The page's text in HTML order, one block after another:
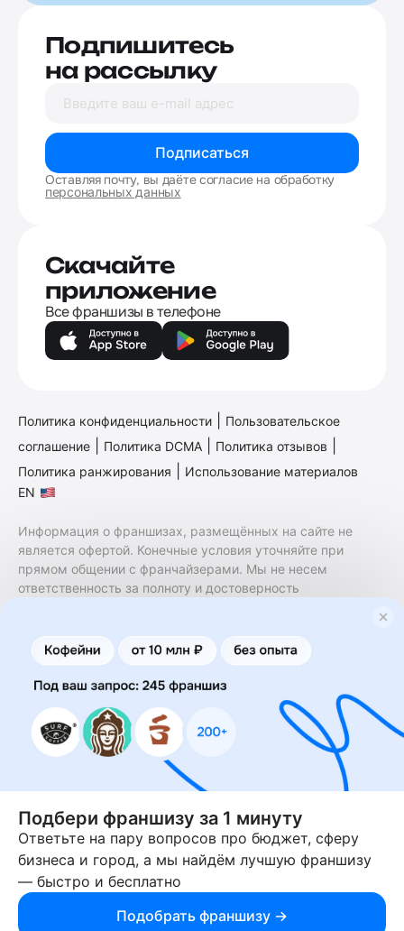
Подпишитесь
на рассылку
Подписаться
Оставляя почту, вы даёте согласие на обработку
персональных данных
Скачайте
приложение
Все франшизы в телефоне
Политика конфиденциальности
Пользовательское
соглашение
Политика DCMA Политика отзывов
Политика ранжирования
Использование материалов
EN
Информация о франшизах, размещённых на сайте не
является офертой. Конечные условия уточняйте при
прямом общении с франчайзерами. Мы не несем
ответственность за полноту и достоверность
финансовые услуги. Заключение договоров
коммерческой концессии (франчайзинга) осуществляется
правообладателями/их представителями. Бизнесменс.ру
не является посредником или представителем
правообладателя и не несет ответственность за условия
предоставления франшизы и действия лиц,
осуществленные на основании информации, имеющейся
на сайте или полученной через него. За достоверность
предоставленной информации несет ответственность
правообладатель.
© 2013-2026 Бизнесменс.ру. ИП Богомолов Ю. А. ИНН
166109472099 ОГРН 1315169000030181.
При использовании материалов гиперссылка на businessmens.ru
обязательна. 12+
Подбери франшизу за 1 минуту
Ответьте на пару вопросов про бюджет, сферу
бизнеса и город, а мы найдём лучшую франшизу
— быстро и бесплатно
Подобрать франшизу →